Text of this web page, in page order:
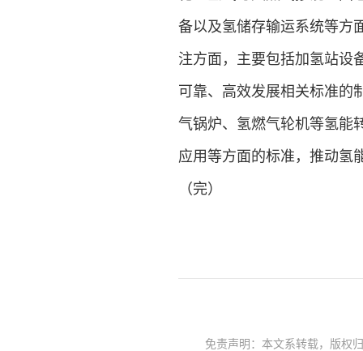
备以及氢储存输运系统等方
注方面，主要包括加氢站设
可靠、高效发展相关标准的
气锅炉、氢燃气轮机等氢能
应用等方面的标准，推动氢
（完）
免责声明：本文系转载，版权